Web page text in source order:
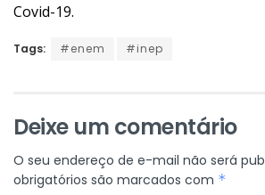
Covid-19.
Tags: #enem #inep
Deixe um comentário
O seu endereço de e-mail não será
obrigatórios são marcados com *